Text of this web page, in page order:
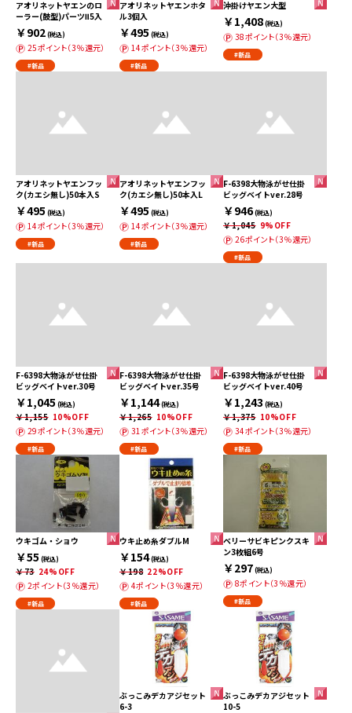
アオリネットヤエンのロ
ーラー(鼓型)パーツⅡ5入
￥902(税込)
25ポイント（3％還元）
#新品
アオリネットヤエンホタ
ル3個入
￥495 (税込)
14ポイント（3％還元）
#新品
沖掛けヤエン大型
￥1,408(税込)
38ポイント（3％還元）
#新品
アオリネットヤエンフッ
ク(カエシ無し)50本入S
￥495 (税込)
14ポイント（3％還元）
#新品
アオリネットヤエンフッ
ク(カエシ無し)50本入L
￥495 (税込)
14ポイント（3％還元）
#新品
F-6398大物泳がせ仕掛
ビッグベイトver.28号
￥946(税込)
￥1,045 9%OFF
26ポイント（3％還元）
#新品
F-6398大物泳がせ仕掛
ビッグベイトver.30号
￥1,045 (税込)
￥1,155 10%OFF
29ポイント（3％還元）
#新品
F-6398大物泳がせ仕掛
ビッグベイトver.35号
￥1,144(税込)
￥1,265 10%OFF
31ポイント（3％還元）
#新品
F-6398大物泳がせ仕掛
ビッグベイトver.40号
￥1,243 (税込)
￥1,375 10%OFF
34ポイント（3％還元）
#新品
ウキゴム・ショウ
￥55 (税込)
￥73 24%OFF
2ポイント（3％還元）
#新品
ウキ止め糸ダブルM
￥154(税込)
￥198 22%OFF
4ポイント（3％還元）
#新品
ベリーサビキピンクスキ
ン3枚組6号
￥297(税込)
8ポイント（3％還元）
#新品
ぶっこみデカアジセット
6-3
ぶっこみデカアジセット
10-5